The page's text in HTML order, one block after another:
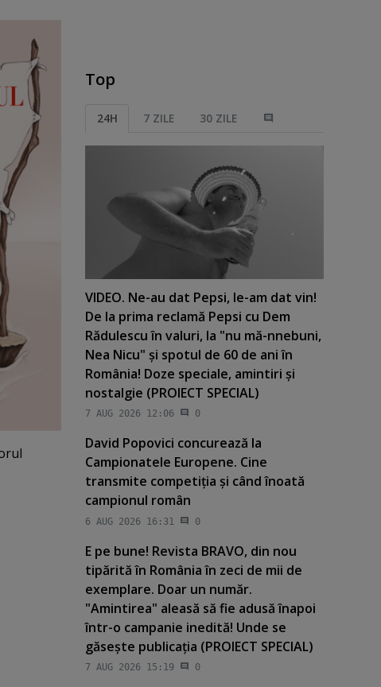
Top
24H 7 ZILE 30 ZILE
VIDEO. Ne-au dat Pepsi, le-am dat vin!
De la prima reclamă Pepsi cu Dem
Rădulescu în valuri, la "nu mă-nnebuni,
Nea Nicu" şi spotul de 60 de ani în
România! Doze speciale, amintiri şi
nostalgie (PROIECT SPECIAL)
7 AUG 2026 12:06 0
David Popovici concurează la
Campionatele Europene. Cine
transmite competiţia şi când înoată
campionul român
6 AUG 2026 16:31 0
E pe bune! Revista BRAVO, din nou
tipărită în România în zeci de mii de
exemplare. Doar un număr.
"Amintirea" aleasă să fie adusă înapoi
într-o campanie inedită! Unde se
găseşte publicaţia (PROIECT SPECIAL)
7 AUG 2026 15:19 0